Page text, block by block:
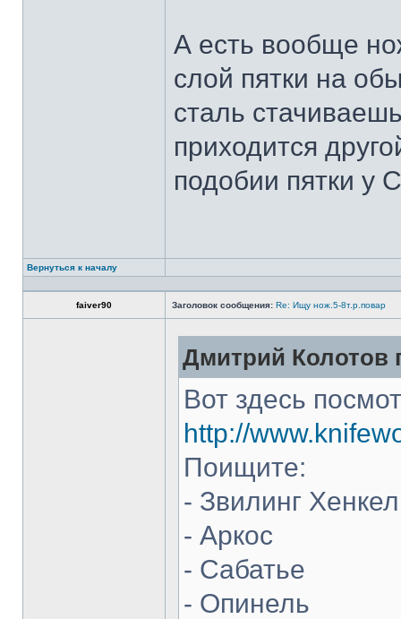
А есть вообще
слой пятки на
сталь
приходится
подобии пятки у
Вернуться к началу
faiver90 Заголовок сообщения: Re: Ищу нож.5-8т.р.повар
Дмитрий Колотов
Вот здесь
http://
Поищите:
- Звилинг
- Аркос
- Сабатье
- Опинель